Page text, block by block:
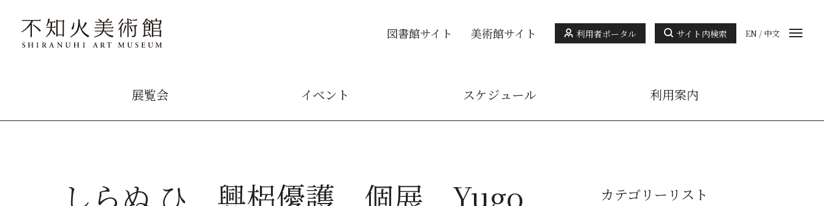
図書館サイト 美術館サイト 利用者ポータル サイト内検索 EN / 中文
展覧会 イベント スケジュール 利用案内
しらぬ ひ 興梠優護 個展 Yugo
カテゴリーリスト